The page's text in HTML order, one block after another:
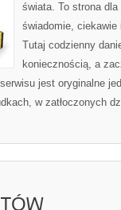
świata. To strona
świadomie, ciekawie
Tutaj codzienny
koniecznością, a
jest oryginalne
w zatłoczonych